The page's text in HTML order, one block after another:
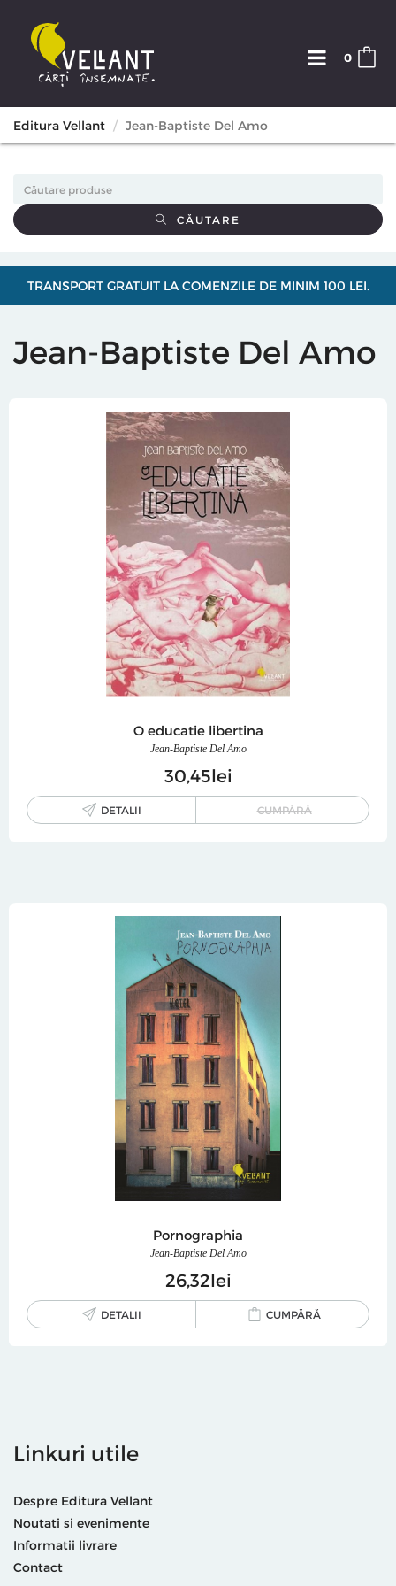
0
Editura Vellant Jean-Baptiste Del Amo
CĂUTARE
TRANSPORT GRATUIT LA COMENZILE DE MINIM 100 LEI.
Jean-Baptiste Del Amo
O educatie libertina
Jean-Baptiste Del Amo
3045lei
DETALII CUMPĂRĂ
Pornographia
Jean-Baptiste Del Amo
2632lei
DETALII CUMPĂRĂ
Linkuri utile
Despre Editura Vellant
Noutati si evenimente
Informatii livrare
Contact